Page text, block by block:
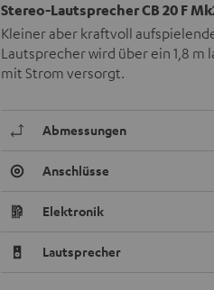
Stereo-Lautsprecher CB 20 F
Kleiner aber kraftvoll
Lautsprecher wird über ein 1,8
mit Strom versorgt.
Abmessungen
Anschlüsse
Elektronik
Lautsprecher